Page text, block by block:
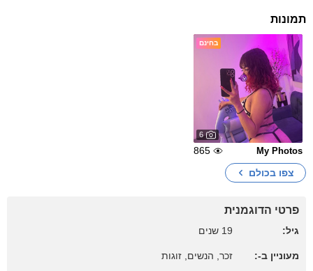
תמונות
בחינם
6
My Photos
865
צפו בכולם
פרטי הדוגמנית
גיל: 19 שנים
מעוניין ב-: זכר, הנשים, זוגות